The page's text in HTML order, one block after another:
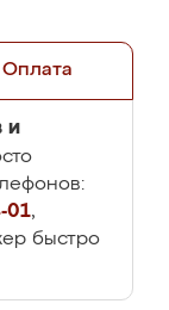
Оплата
и
01,
быстро